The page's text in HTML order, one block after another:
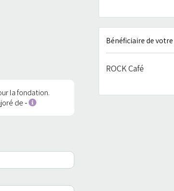
la fondation.
de-
Bénéficiaire de
ROCK Café